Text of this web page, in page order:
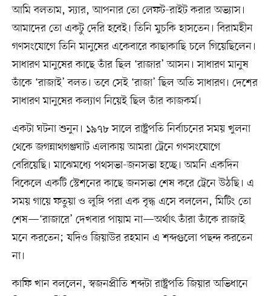
আমি বলতাম, স্যার, আপনার তো লেফট-রাইট করার অভ্যাস।
আমাদের তো একটু দেরি হবেই। তিনি মুচকি হাসতেন। বিরামহীন
গণসংযোগে তিনি মানুষের একেবারে কাছাকাছি চলে গিয়েছিলেন।
সাধারণ মানুষের কাছে তাঁর ছিল ‘রাজার’ আসন। সাধারণ মানুষ
তাঁকে ‘রাজাই’ বলত। তবে সেই ‘রাজা’ ছিল অতি সাধারণ। দেশের
সাধারণ মানুষের কল্যাণ নিয়েই ছিল তাঁর কাজকর্ম।
একটা ঘটনা শুনুন। ১৯৭৮ সালে রাষ্ট্রপতি নির্বাচনের সময় খুলনা
থেকে জগন্নাথগঞ্জঘাট এলাকায় আমরা ট্রেনে গণসংযোগে
বেরিয়েছি। মাঝেমধ্যে পথসভা-জনসভা হচ্ছে। অমনি একদিন
বিকেলে একটি স্টেশনের কাছে জনসভা শেষ করে ট্রেনে উঠছি। এ
সময় গায়ে ফতুয়া ও লুঙ্গি পরা এক বৃদ্ধ এসে বললেন, মিটিং তো
শেষ—‘রাজারে’ দেখবার পায়াম না—অর্থাৎ তাঁরা তাঁকে রাজাই
মনে করতেন; যদিও জিয়াউর রহমান এ শব্দগুলো পছন্দ করতেন
না।
কাফি খান বললেন, স্বজনপ্রীতি শব্দটা রাষ্ট্রপতি জিয়ার অভিধানে